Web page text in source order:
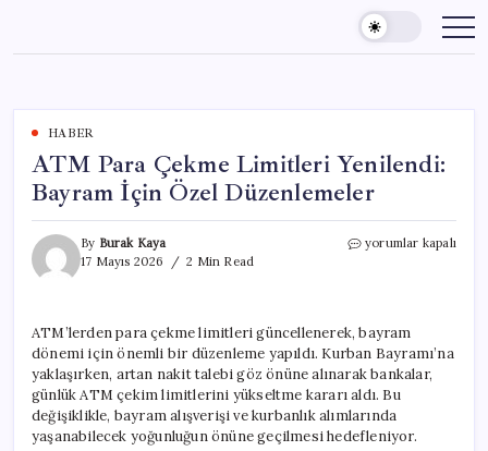
content
HABER
ATM Para Çekme Limitleri Yenilendi:
Bayram İçin Özel Düzenlemeler
By Burak Kaya
17 Mayıs 2026
2 Min Read
ATM
Bayram
İçin
Özel
Düzenlemeler
yorumlar kapalı
ATM’lerden para çekme limitleri güncellenerek, bayram
dönemi için önemli bir düzenleme yapıldı. Kurban Bayramı’na
yaklaşırken, artan nakit talebi göz önüne alınarak bankalar,
günlük ATM çekim limitlerini yükseltme kararı aldı. Bu
değişiklikle, bayram alışverişi ve kurbanlık alımlarında
yaşanabilecek yoğunluğun önüne geçilmesi hedefleniyor.